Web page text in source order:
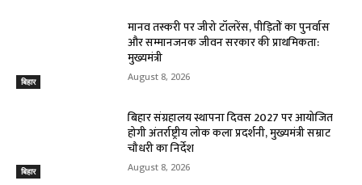
बिहार
मानव तस्करी पर जीरो टॉलरेंस, पीड़ितों का पुनर्वास
और सम्मानजनक जीवन सरकार की प्राथमिकता:
मुख्यमंत्री
August 8, 2026
बिहार
बिहार संग्रहालय स्थापना दिवस 2027 पर आयोजित
होगी अंतर्राष्ट्रीय लोक कला प्रदर्शनी, मुख्यमंत्री सम्राट
चौधरी का निर्देश
August 8, 2026